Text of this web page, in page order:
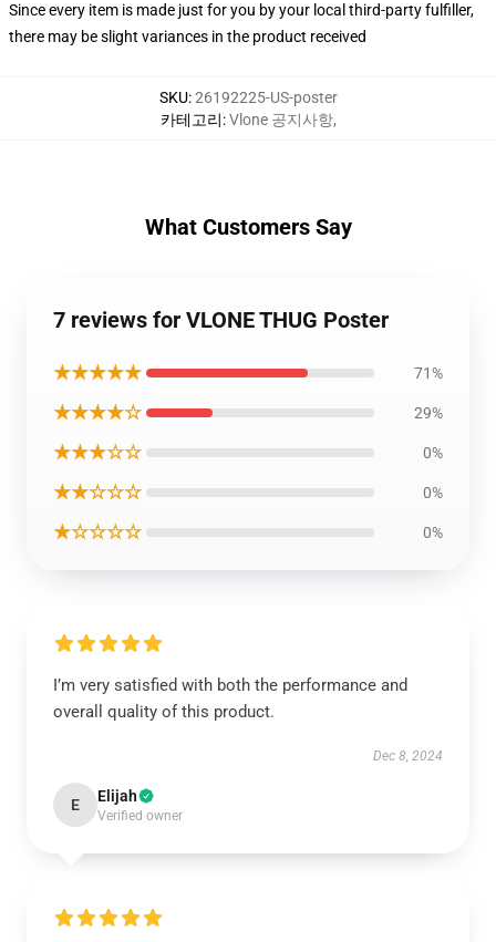
Since every item is made just for you by your local third-party fulfiller,
there may be slight variances in the product received
SKU:26192225-US-poster
카테고리:Vlone 공지사항,
What Customers Say
7 reviews for VLONE THUG Poster
★★★★★ 71%
★★★★☆ 29%
★★★☆☆ 0%
★★☆☆☆ 0%
★☆☆☆☆ 0%
I’m very satisfied with both the performance and
overall quality of this product.
Dec 8, 2024
E Elijah
Verified owner